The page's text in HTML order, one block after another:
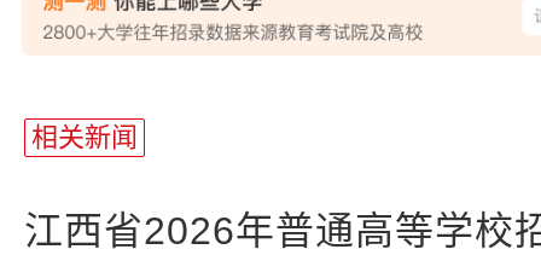
相关新闻
江西省2026年普通高等学校